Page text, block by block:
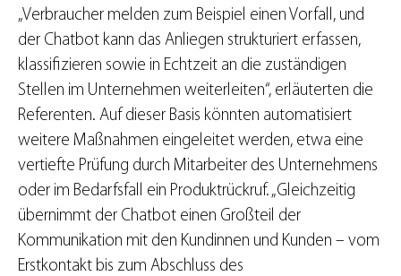
„Verbraucher melden zum Beispiel einen Vorfall, und
der Chatbot kann das Anliegen strukturiert erfassen,
klassifizieren sowie in Echtzeit an die zuständigen
Stellen im Unternehmen weiterleiten“, erläuterten die
Referenten. Auf dieser Basis könnten automatisiert
weitere Maßnahmen eingeleitet werden, etwa eine
vertiefte Prüfung durch Mitarbeiter des Unternehmens
oder im Bedarfsfall ein Produktrückruf. „Gleichzeitig
übernimmt der Chatbot einen Großteil der
Kommunikation mit den Kundinnen und Kunden – vom
Erstkontakt bis zum Abschluss des